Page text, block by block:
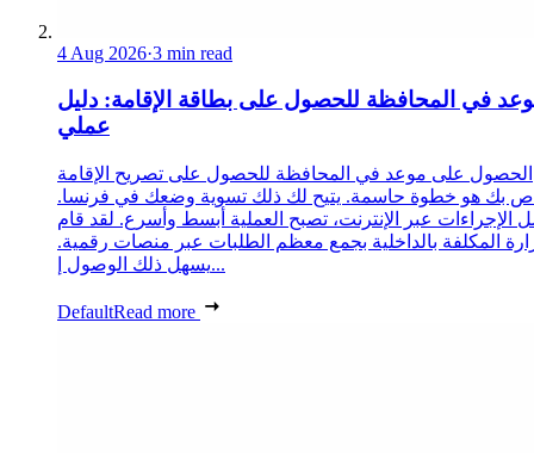
4 Aug 2026·3 min read
في المحافظة للحصول على بطاقة الإقامة: دليل
عملي
الحصول على موعد في المحافظة للحصول على تصريح الإقامة
بك هو خطوة حاسمة. يتيح لك ذلك تسوية وضعك في فرنسا.
الإجراءات عبر الإنترنت، تصبح العملية أبسط وأسرع. لقد قام
المكلفة بالداخلية بجمع معظم الطلبات عبر منصات رقمية.
يسهل ذلك الوصول إ...
DefaultRead more